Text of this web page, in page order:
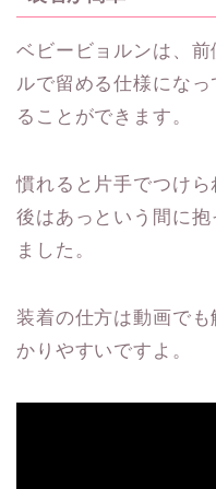
ベビービョルンは、
ルで留める仕様にな
ることができます。
慣れると片手でつけ
後はあっという間に
ました。
装着の仕方は動画で
かりやすいですよ。